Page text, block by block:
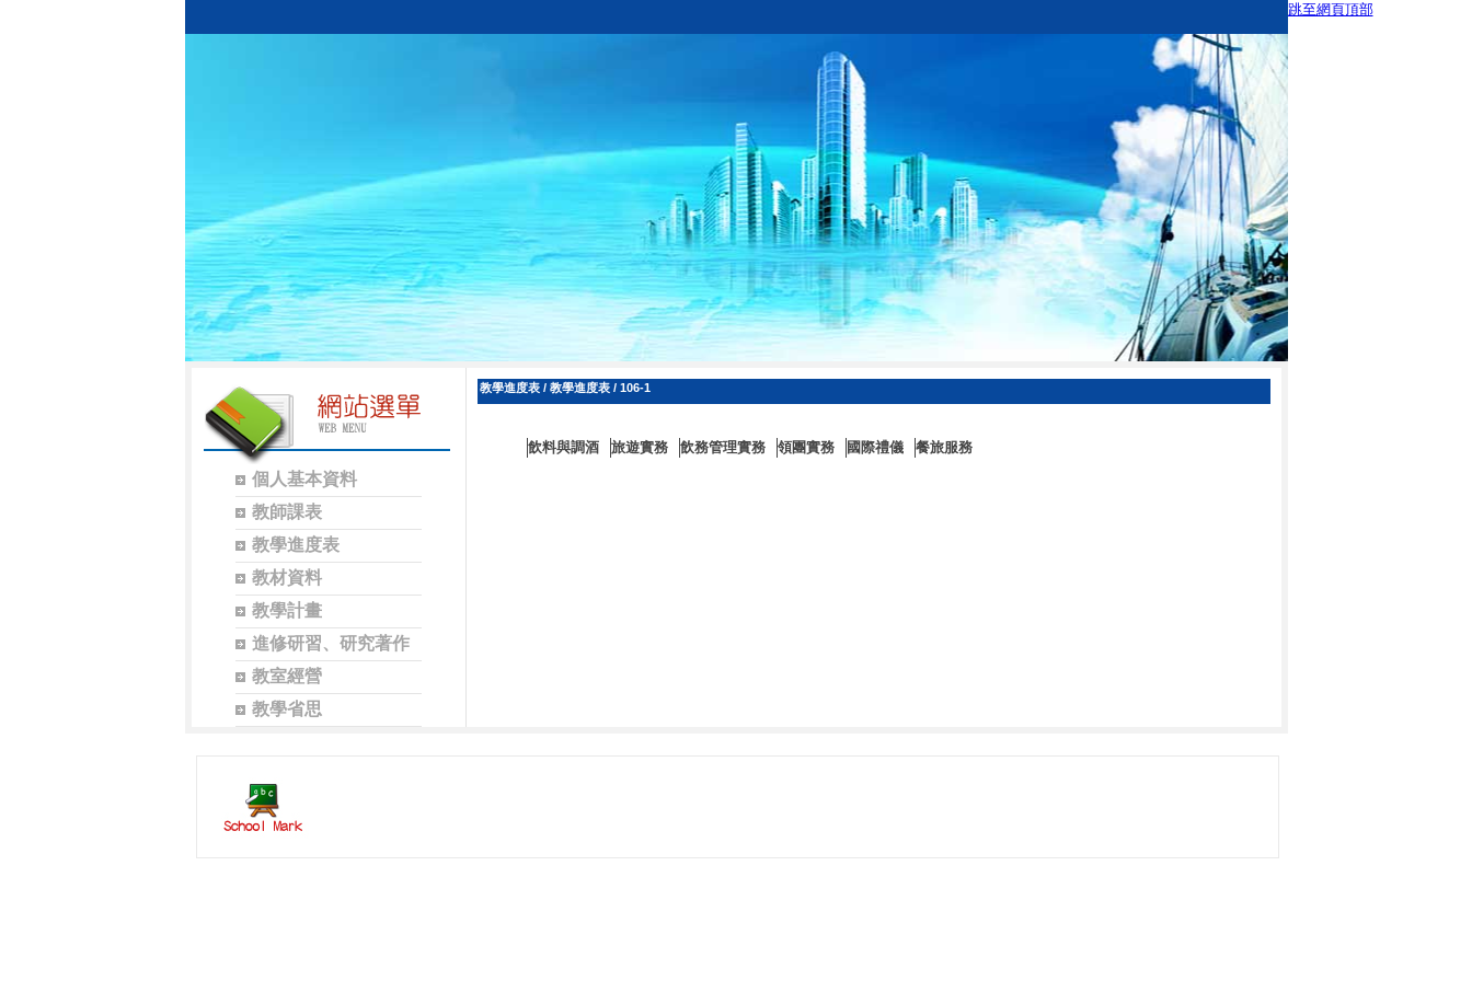
個人基本資料
教師課表
教學進度表
教材資料
教學計畫
進修研習、研究著作
教室經營
教學省思
教學進度表/ 教學進度表/ 106-1
飲料與調酒 旅遊實務 飲務管理實務 領團實務 國際禮儀 餐旅服務
跳至網頁頂部